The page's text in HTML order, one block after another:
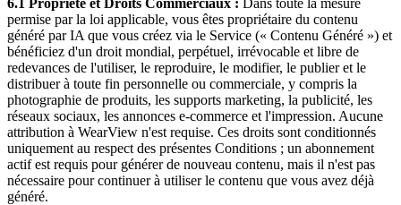
permise par la loi applicable, vous êtes propriétaire du contenu
généré par IA que vous créez via le Service (« Contenu Généré ») et
bénéficiez d'un droit mondial, perpétuel, irrévocable et libre de
redevances de l'utiliser, le reproduire, le modifier, le publier et le
distribuer à toute fin personnelle ou commerciale, y compris la
photographie de produits, les supports marketing, la publicité, les
réseaux sociaux, les annonces e-commerce et l'impression. Aucune
attribution à WearView n'est requise. Ces droits sont conditionnés
uniquement au respect des présentes Conditions ; un abonnement
actif est requis pour générer de nouveau contenu, mais il n'est pas
nécessaire pour continuer à utiliser le contenu que vous avez déjà
généré.